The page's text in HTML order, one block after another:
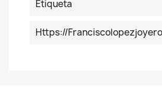
Etiqueta
Https://